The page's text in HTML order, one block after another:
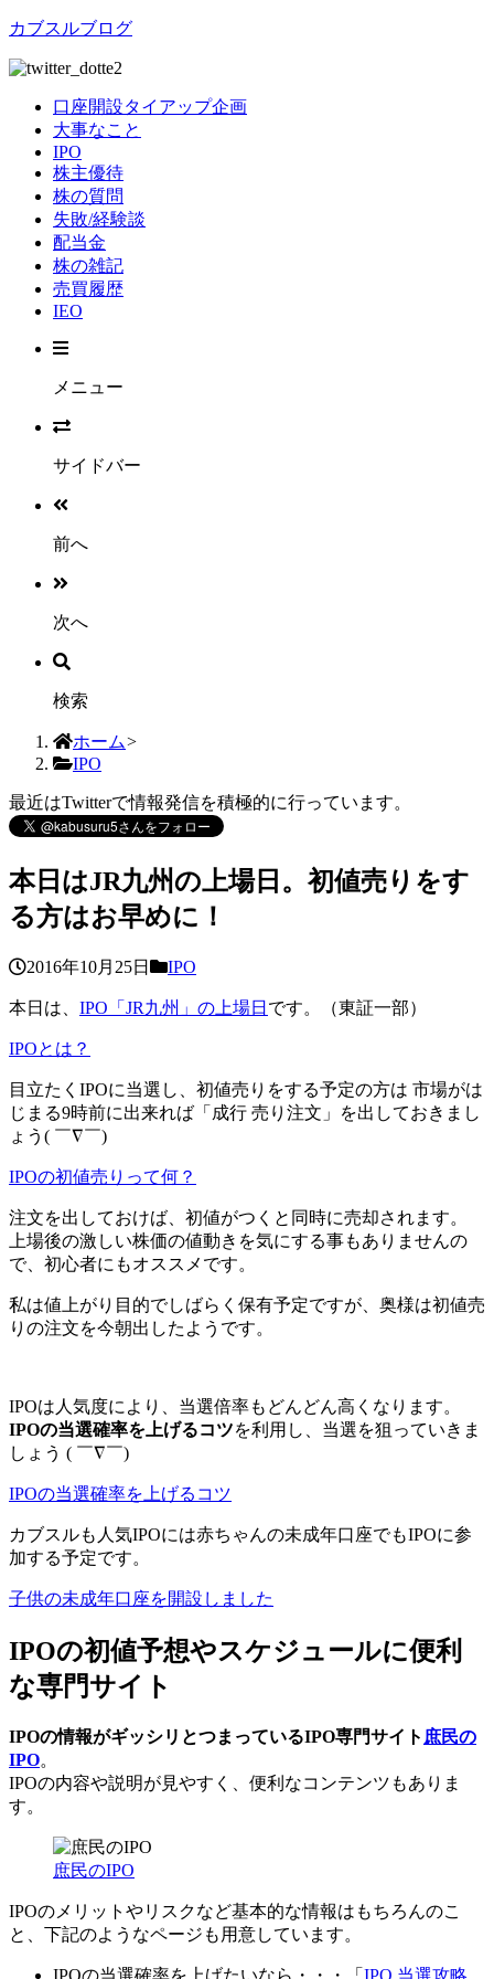
カブスルブログ
口座開設タイアップ企画
大事なこと
IPO
株主優待
株の質問
失敗/経験談
配当金
株の雑記
売買履歴
IEO
メニュー
サイドバー
前へ
次へ
検索
ホーム>
IPO
最近はTwitterで情報発信を積極的に行っています。
本日はJR九州の上場日。初値売りをす
る方はお早めに！
2016年10月25日 IPO
本日は、 IPO「JR九州」の上場日 です。（東証一部）
IPOとは？
目立たくIPOに当選し、 初値売りをする予定の方は 市場がは
じまる9時前に出来れば 「成行 売り注文」
を出しておきまし
ょう( ￣∇￣)
IPOの初値売りって何？
注文を出しておけば、初値がつくと同時に売却されます。
上場後の激しい株価の値動きを気にする事もありませんの
で、初心者にもオススメです。
私は値上がり目的でしばらく保有予定ですが、奥様は初値売
りの注文を今朝出したようです。
IPOは人気度により、当選倍率もどんどん高くなります。
IPOの当選確率を上げるコツを利用し、当選を狙っていきま
しょう ( ￣∇￣)
IPOの当選確率を上げるコツ
カブスルも人気IPOには赤ちゃんの未成年口座でもIPOに参
加する予定です。
子供の未成年口座を開設しました
IPOの初値予想やスケジュールに便利
な専門サイト
IPOの情報がギッシリとつまっているIPO専門サイト 庶民の
IPO。
IPOの内容や説明が見やすく、便利なコンテンツ もありま
す。
庶民のIPO
IPOのメリットやリスクなど基本的な情報はもちろんのこ
と、下記のようなページも用意しています。
IPOの当選確率を上げたいなら・・・ 「 IPO 当選攻略